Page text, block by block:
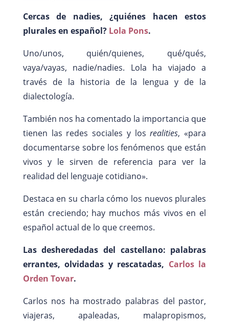
Cercas de nadies, ¿quiénes hacen estos
plurales en español? Lola Pons.
Uno/unos, quién/quienes, qué/qués,
vaya/vayas, nadie/nadies. Lola ha viajado a
través de la historia de la lengua y de la
dialectología.
También nos ha comentado la importancia que
tienen las redes sociales y losrealities, «para
documentarse sobre los fenómenos que están
vivos y le sirven de referencia para ver la
realidad del lenguaje cotidiano».
Destaca en su charla cómo los nuevos plurales
están creciendo; hay muchos más vivos en el
español actual de lo que creemos.
Las desheredadas del castellano: palabras
errantes, olvidadas y rescatadas, Carlos la
Orden Tovar.
Carlos nos ha mostrado palabras del pastor,
viajeras, apaleadas, malapropismos,